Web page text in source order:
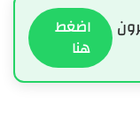
اضغط
هنا